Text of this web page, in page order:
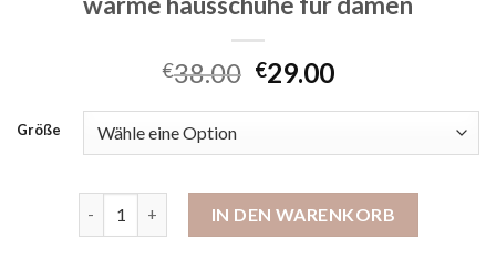
€38.00 €29.00
Größe
IN DEN WARENKORB